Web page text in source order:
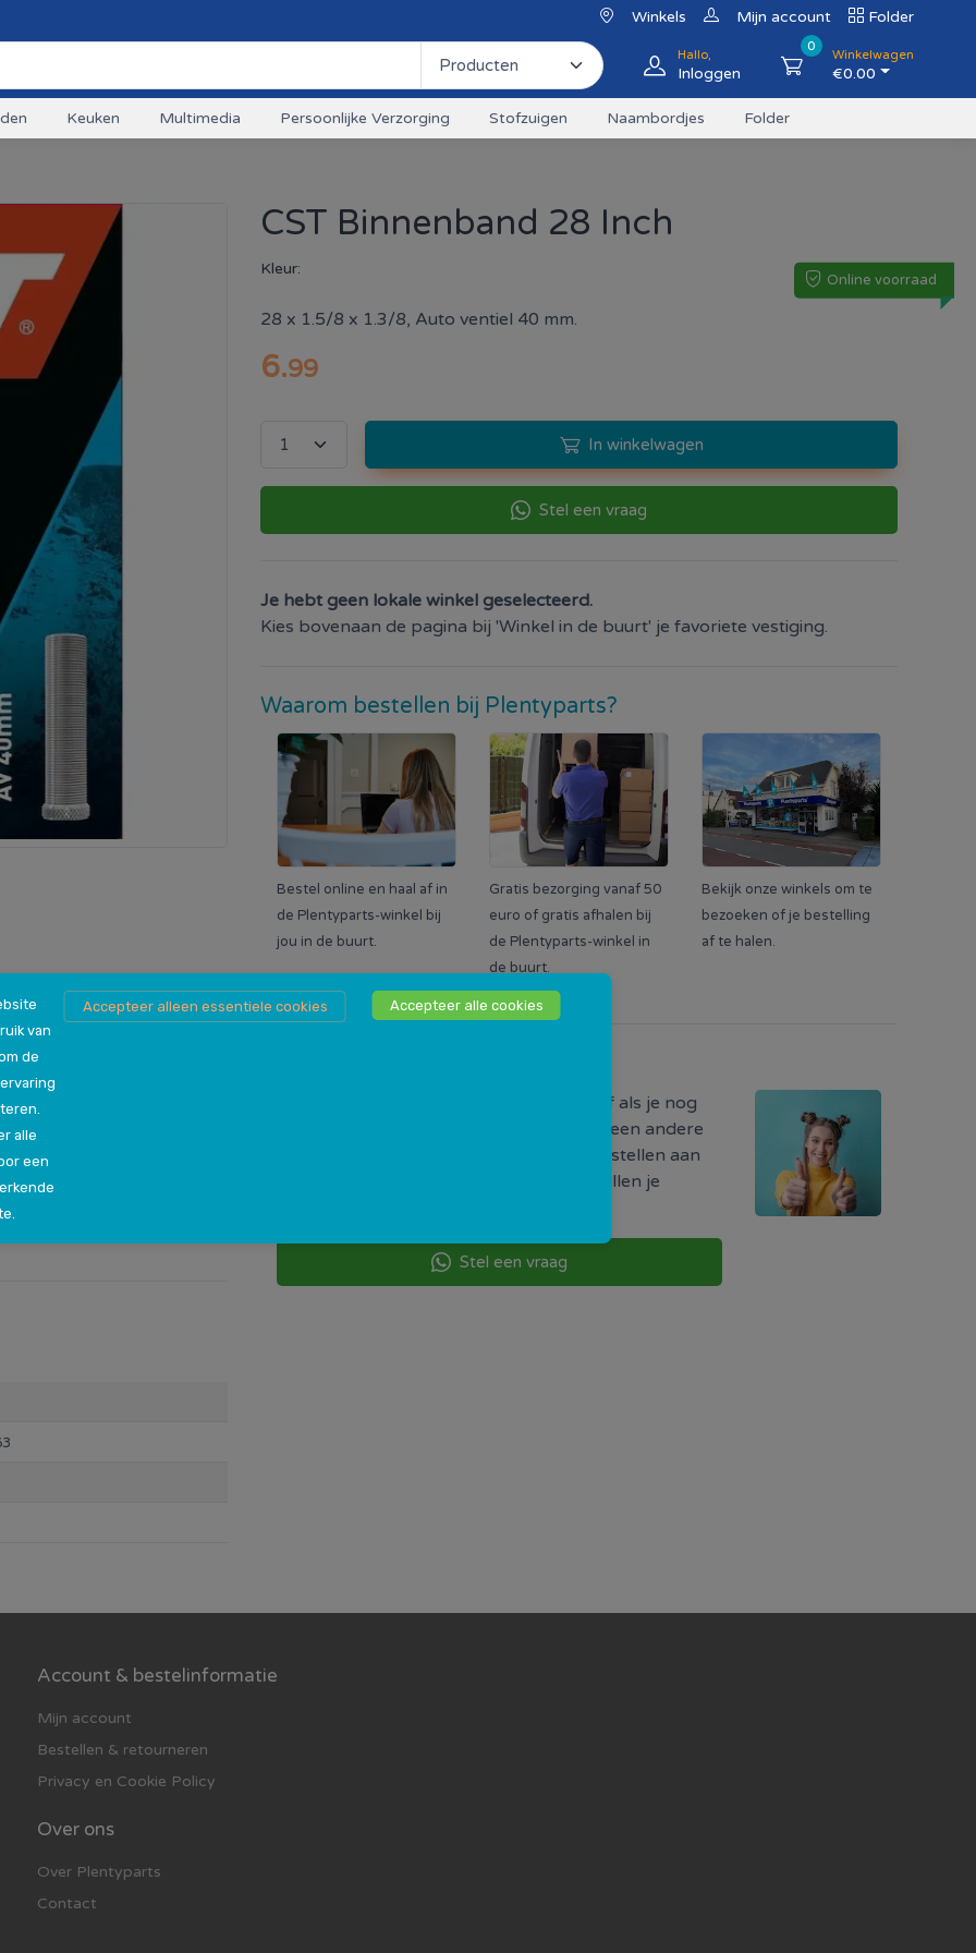
van
de
alle
een
Accepteer alleen essentiele cookies Accepteer alle cookies
Winkels Mijn account Folder
Hallo,
Inloggen
0
Winkelwagen
€0.00
Keuken Multimedia Persoonlijke Verzorging Stofzuigen Naambordjes Folder
CST Binnenband 28 Inch
Kleur:
Online voorraad
28 x 1.5/8 x 1.3/8, Auto ventiel 40 mm.
6.99
In winkelwagen
Stel een vraag
Je hebt geen lokale winkel geselecteerd.
Kies bovenaan de pagina bij 'Winkel in de buurt' je favoriete vestiging.
Waarom bestellen bij Plentyparts?
Bestel online en haal af in
de Plentyparts-winkel bij
jou in de buurt.
Gratis bezorging vanaf 50
euro of gratis afhalen bij
de Plentyparts-winkel in
de buurt.
Bekijk onze winkels om te
bezoeken of je bestelling
af te halen.
wat veel voordelen
slechts één lasnaad,
is voorzien van
ventiel genoemd.
Als je nog niet genoeg informatie hebt of als je nog
steeds niet zeker bent over iets, of als je een andere
vraag hebt, dan kun je jouw vraag direct stellen aan
een van onze winkels in jouw buurt. Zij zullen je
Stel een vraag
Account & bestelinformatie
Mijn account
Bestellen & retourneren
Privacy en Cookie Policy
Over ons
Over Plentyparts
Contact